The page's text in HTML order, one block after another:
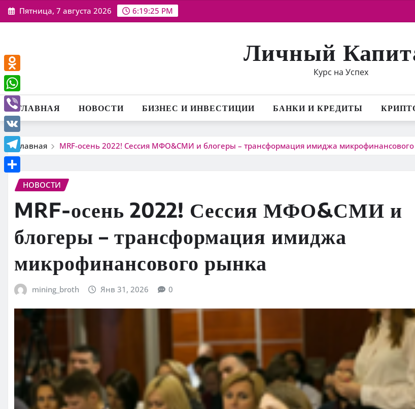
Перейти
к
Пятница, 7 августа 2026 6:19:26 PM
Личный
Курс на Успех
ГЛАВНАЯ НОВОСТИ БИЗНЕС И ИНВЕСТИЦИИ БАНКИ И КРЕДИТЫ
Главная MRF-осень 2022! Сессия МФО&СМИ и блогеры – трансформация имиджа
НОВОСТИ
MRF-осень 2022! Сессия МФО&СМИ и
блогеры – трансформация имиджа
микрофинансового рынка
mining_broth Янв 31, 2026 0
Odnoklassniki
WhatsApp
Viber
VK
Telegram
Отправить